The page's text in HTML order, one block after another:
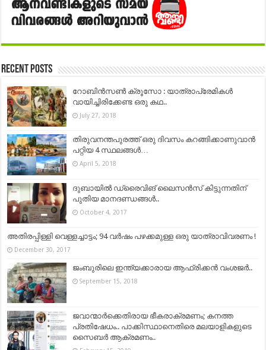
Recent Posts
റോബിന്‍സണ്‍ ക്രൂസോ : യാത്രാപ്രേമികള്‍
വായിച്ചിരിക്കേണ്ട ഒരു കഥ..
July 27, 2018
തിരുവനന്തപുരത്ത് ഒരു ദിവസം കറങ്ങിക്കാണുവാന്‍
പറ്റിയ 4 സ്ഥലങ്ങള്‍…
April 5, 2018
ദുബായില്‍ ഡ്രൈവിങ് ലൈസന്‍സ് കിട്ടുന്നതിന്
പുതിയ മാനദണ്ഡങ്ങള്‍..
October 4, 2017
അതിരപ്പിള്ളി വെള്ളച്ചാട്ടം; 94 വര്‍ഷം പഴക്കമുള്ള ഒരു യാത്രാവിവരണം !
December 30, 2017
ജംബുരിലെ ഇന്ത്യക്കാരായ ആഫ്രിക്കൻ വംശജർ..
September 15, 2018
ജവാന്മാർക്കെതിരായ ഭീകരാക്രമണം; കനത്ത
പ്രതിഷേധം.. പാക്കിസ്ഥാനെതിരെ മലയാളികളുടെ
സൈബർ ആക്രമണം..